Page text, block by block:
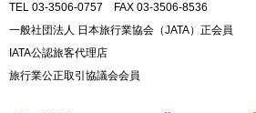
TEL 03-3506-0757 FAX 03-3506-8536
一般社団法人 日本旅行業協会（JATA）正会員
IATA公認旅客代理店
旅行業公正取引協議会会員